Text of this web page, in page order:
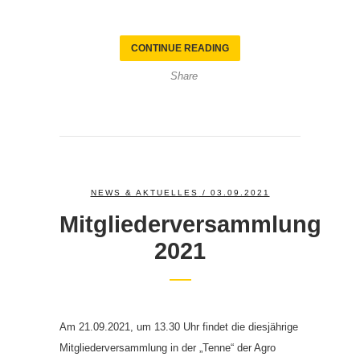
CONTINUE READING
Share
NEWS & AKTUELLES / 03.09.2021
Mitgliederversammlung
2021
Am 21.09.2021, um 13.30 Uhr findet die diesjährige
Mitgliederversammlung in der „Tenne“ der Agro